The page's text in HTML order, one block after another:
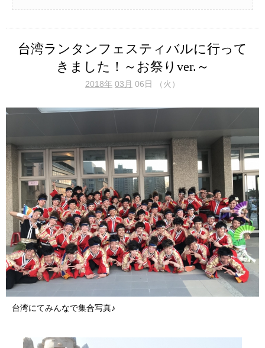
台湾ランタンフェスティバルに行って
きました！～お祭りver.～
2018年 03月 06日 （火）
台湾にてみんなで集合写真♪